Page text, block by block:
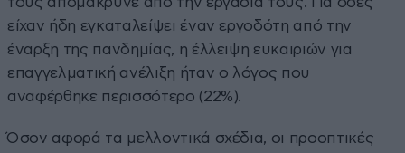
είχαν ήδη εγκαταλείψει έναν εργοδότη από την
έναρξη της πανδημίας, η έλλειψη ευκαιριών για
επαγγελματική ανέλιξη ήταν ο λόγος που
αναφέρθηκε περισσότερο (22%).
Όσον αφορά τα μελλοντικά σχέδια, οι προοπτικές